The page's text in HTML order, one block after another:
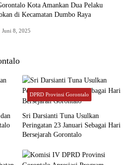
Kota Amankan Dua Pelaku
di Kecamatan Dumbo Raya
Juni 8, 2025
DPRD Provinsi Gorontalo
Sri Darsianti Tuna Usulkan
Peringatan 23 Januari Sebagai Hari
Bersejarah Gorontalo